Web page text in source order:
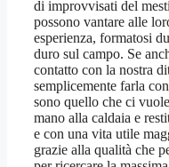
di improvvisati del
possono vantare alle
esperienza, formatosi
duro sul campo. Se
contatto con la nostra
semplicemente farla
sono quello che ci
mano alla caldaia e
e con una vita utile
grazie alla qualità che